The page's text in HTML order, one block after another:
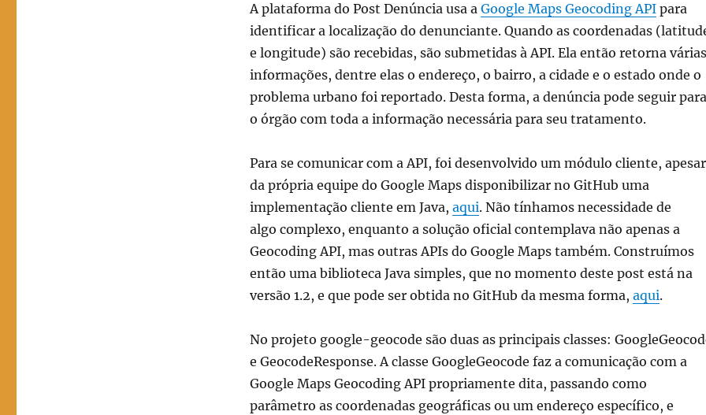
A plataforma do Post Denúncia usa a Google Maps Geocoding APIpara
identificar a localização do denunciante. Quando as coordenadas
e longitude) são recebidas, são submetidas à API. Ela então retorna várias
informações, dentre elas o endereço, o bairro, a cidade e o estado onde o
problema urbano foi reportado. Desta forma, a denúncia pode seguir para
o órgão com toda a informação necessária para seu tratamento.
Para se comunicar com a API, foi desenvolvido um módulo cliente, apesar
da própria equipe do Google Maps disponibilizar no GitHub uma
implementação cliente em Java, aqui. Não tínhamos necessidade de
algo complexo, enquanto a solução oficial contemplava não apenas a
Geocoding API, mas outras APIs do Google Maps também. Construímos
então uma biblioteca Java simples, que no momento deste post está na
versão 1.2, e que pode ser obtida no GitHub da mesma forma, aqui.
No projeto google-geocode são duas as principais classes:
e GeocodeResponse. A classe GoogleGeocode faz a comunicação com a
Google Maps Geocoding API propriamente dita, passando como
parâmetro as coordenadas geográficas ou um endereço específico, e